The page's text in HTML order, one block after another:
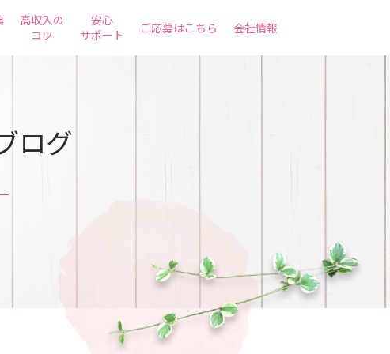
高収入の
コツ
安心
サポート
ご応募はこちら 会社情報
ログ